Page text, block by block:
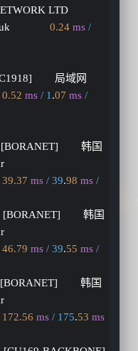
LTD
0.24 ms /
0.52 ms / 1 .07 ms /
[BORANET]        韩国
39.37 ms / 39.98 ms /
[BORANET]        韩国
46.79 ms / 39.55 ms /
[BORANET]        韩国
172.56 ms / 175.53 ms